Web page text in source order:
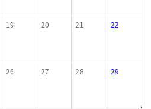
19 20 21 22
26 27 28 29